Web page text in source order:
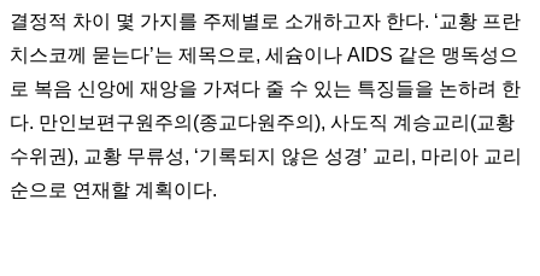
결정적 차이 몇 가지를 주제별로 소개하고자 한다. ‘교황 프란
치스코께 묻는다’는 제목으로, 세슘이나 AIDS 같은 맹독성으
로 복음 신앙에 재앙을 가져다 줄 수 있는 특징들을 논하려 한
다. 만인보편구원주의(종교다원주의), 사도직 계승교리(교황
수위권), 교황 무류성, ‘기록되지 않은 성경’ 교리, 마리아 교리
순으로 연재할 계획이다.